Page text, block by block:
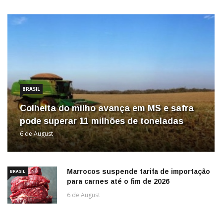
BRASIL
Colheita do milho avança em MS e safra
pode superar 11 milhões de toneladas
6 de August
BRASIL
Marrocos suspende tarifa de importação
para carnes até o fim de 2026
6 de August